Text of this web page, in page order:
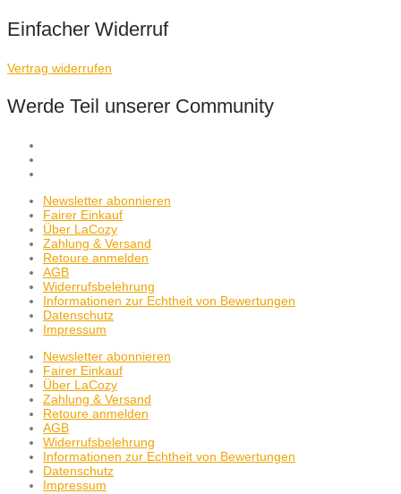
Einfacher Widerruf
Vertrag widerrufen
Werde Teil unserer Community
Newsletter abonnieren
Fairer Einkauf
Über LaCozy
Zahlung & Versand
Retoure anmelden
AGB
Widerrufsbelehrung
Informationen zur Echtheit von Bewertungen
Datenschutz
Impressum
Newsletter abonnieren
Fairer Einkauf
Über LaCozy
Zahlung & Versand
Retoure anmelden
AGB
Widerrufsbelehrung
Informationen zur Echtheit von Bewertungen
Datenschutz
Impressum